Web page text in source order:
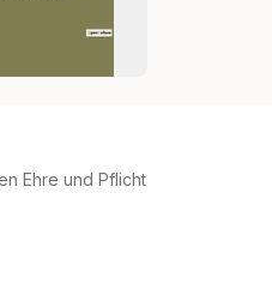
Ehre und Pflicht